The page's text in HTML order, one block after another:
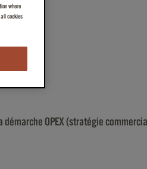
OPEX (stratégie
where
cookies